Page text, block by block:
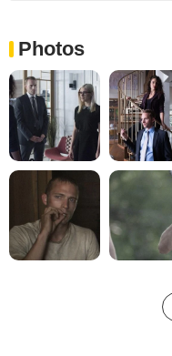
Photos